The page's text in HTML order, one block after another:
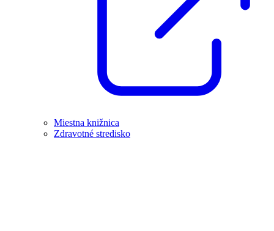
Miestna knižnica
Zdravotné stredisko